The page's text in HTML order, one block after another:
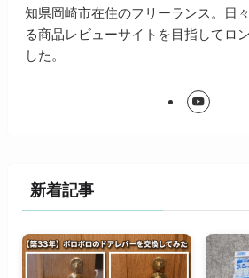
知県岡崎市在住のフリーランス。日
る商品レビューサイトを目指してロ
した。
新着記事